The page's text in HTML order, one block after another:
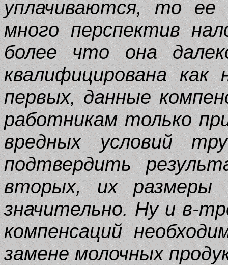
уплачиваются, то
много перспектив
более что она
квалифицирована как
первых, данные
работникам только
вредных условий
подтвердить
вторых, их размеры
значительно. Ну и в-
компенсаций
замене молочных